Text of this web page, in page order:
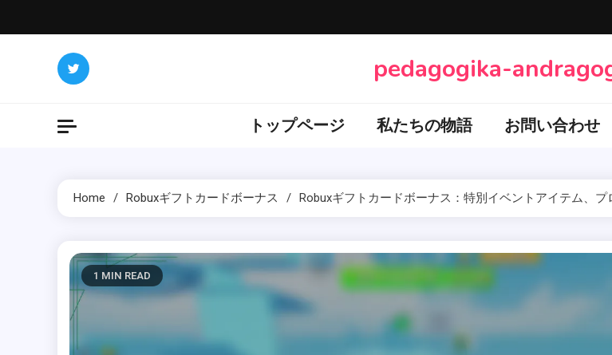
to
pedagogika-
トップページ 私たちの物語 お問い合わせ
Home Robuxギフトカードボーナス Robuxギフトカードボーナス：特別イベントアイテム、
1 MIN READ